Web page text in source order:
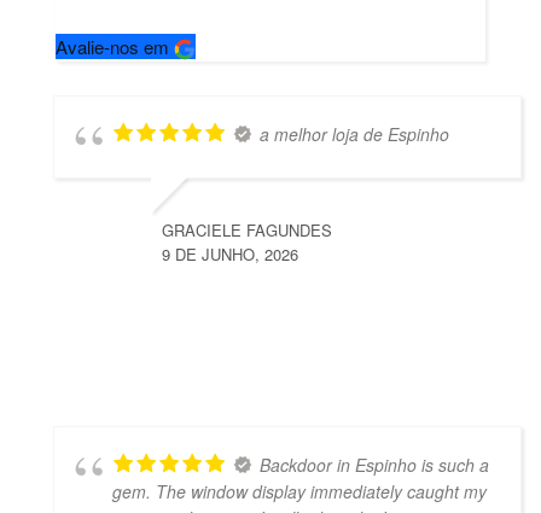
Avalie-nos em
a melhor loja de Espinho
GRACIELE FAGUNDES
9 DE JUNHO, 2026
Backdoor in Espinho is such a
gem. The window display immediately caught my